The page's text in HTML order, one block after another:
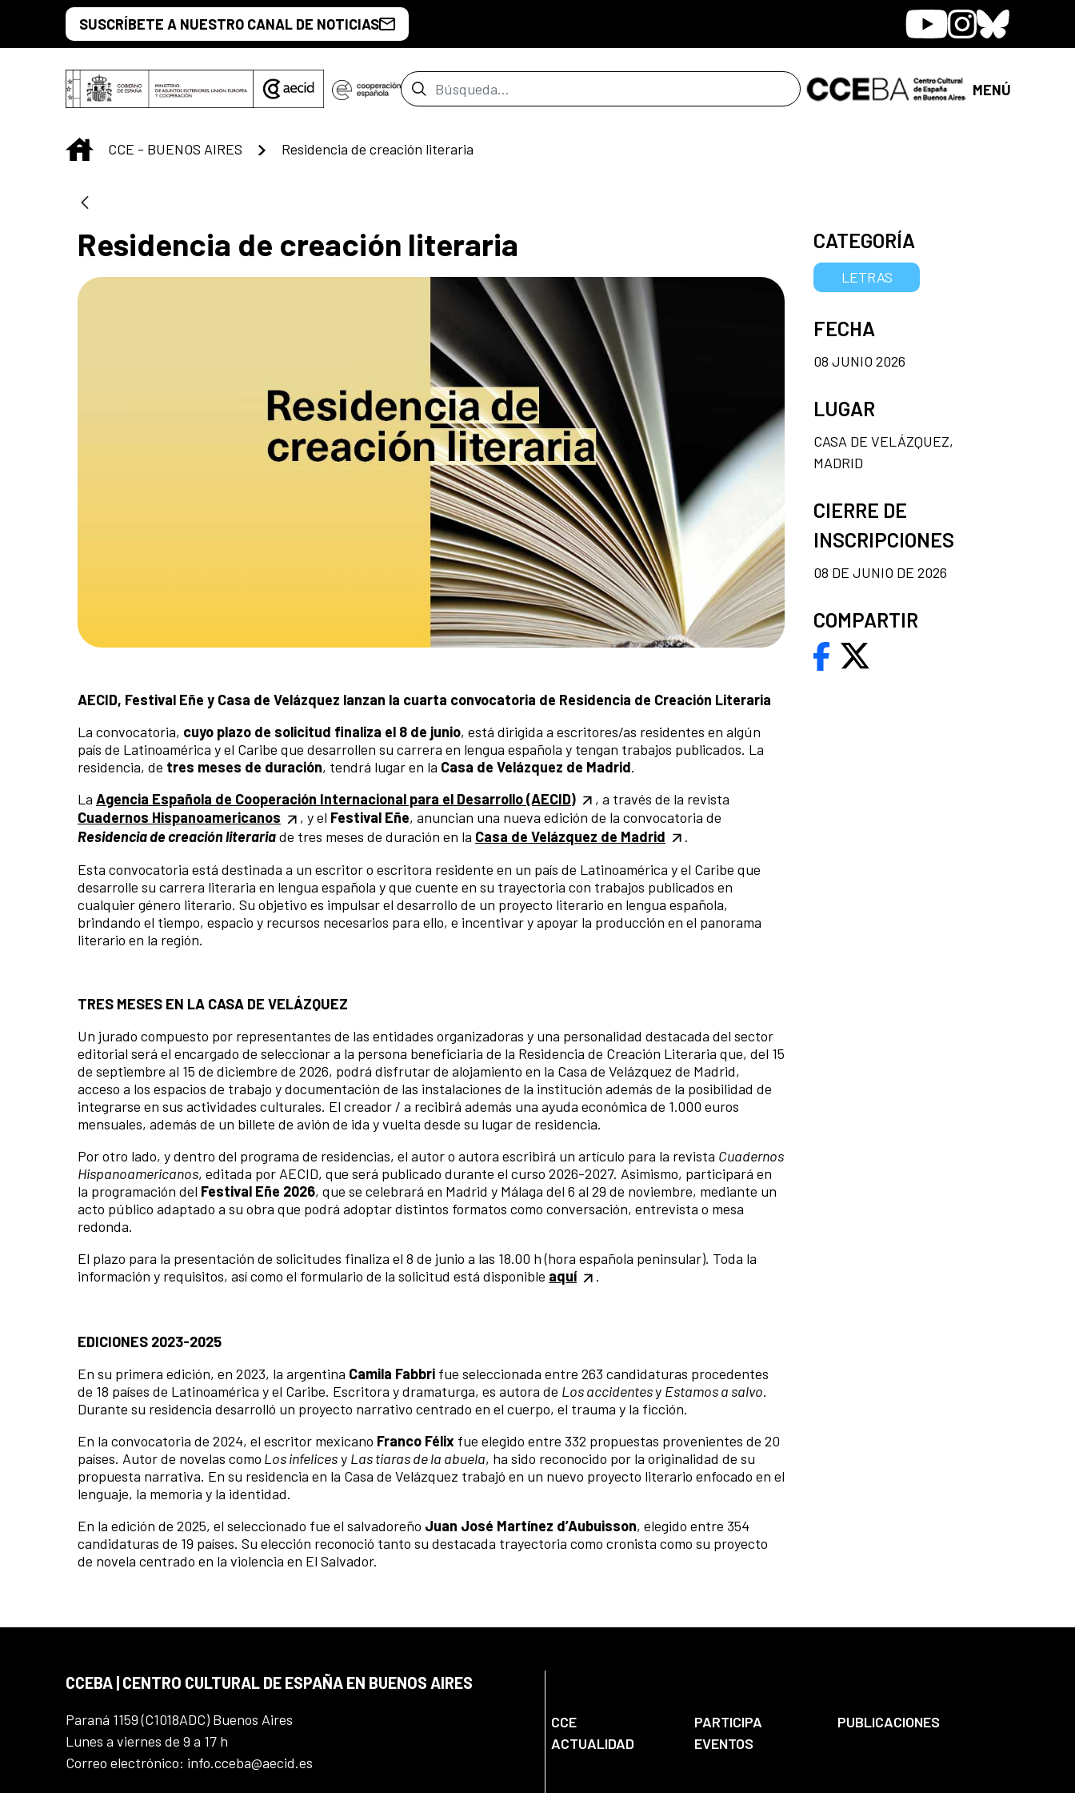
Saltar al contenido principal
SUSCRÍBETE A NUESTRO CANAL DE NOTICIAS YoutubeInstagram
Bluesky
Barra de búsqueda MENÚ
INICIO
CCE - BUENOS AIRES Residencia de creación literaria
Residencia de creación literaria
AECID, Festival Eñe y Casa de Velázquez lanzan la cuarta convocatoria de Residencia de Creación Literaria
La convocatoria, cuyo plazo de solicitud finaliza el 8 de junio, está dirigida a escritores/as residentes en algún
país de Latinoamérica y el Caribe que desarrollen su carrera en lengua española y tengan trabajos publicados. La
residencia, de tres meses de duración, tendrá lugar en la Casa de Velázquez de Madrid.
La Agencia Española de Cooperación Internacional para el Desarrollo (AECID)
, a través de la revista
Cuadernos Hispanoamericanos
, y el Festival Eñe, anuncian una nueva edición de la convocatoria de
Residencia de creación literariade tres meses de duración en la Casa de Velázquez de Madrid
.
Esta convocatoria está destinada a un escritor o escritora residente en un país de Latinoamérica y el Caribe que
desarrolle su carrera literaria en lengua española y que cuente en su trayectoria con trabajos publicados en
cualquier género literario. Su objetivo es impulsar el desarrollo de un proyecto literario en lengua española,
brindando el tiempo, espacio y recursos necesarios para ello, e incentivar y apoyar la producción en el panorama
literario en la región.
TRES MESES EN LA CASA DE VELÁZQUEZ
Un jurado compuesto por representantes de las entidades organizadoras y una personalidad destacada del sector
editorial será el encargado de seleccionar a la persona beneficiaria de la Residencia de Creación Literaria que, del 15
de septiembre al 15 de diciembre de 2026, podrá disfrutar de alojamiento en la Casa de Velázquez de Madrid,
acceso a los espacios de trabajo y documentación de las instalaciones de la institución además de la posibilidad de
integrarse en sus actividades culturales. El creador / a recibirá además una ayuda económica de 1.000 euros
mensuales, además de un billete de avión de ida y vuelta desde su lugar de residencia.
Por otro lado, y dentro del programa de residencias, el autor o autora escribirá un artículo para la revista Cuadernos
Hispanoamericanos, editada por AECID, que será publicado durante el curso 2026-2027. Asimismo, participará en
la programación del Festival Eñe 2026, que se celebrará en Madrid y Málaga del 6 al 29 de noviembre, mediante un
acto público adaptado a su obra que podrá adoptar distintos formatos como conversación, entrevista o mesa
redonda.
El plazo para la presentación de solicitudes finaliza el 8 de junio a las 18.00 h (hora española peninsular). Toda la
información y requisitos, así como el formulario de la solicitud está disponible aquí .
EDICIONES 2023-2025
En su primera edición, en 2023, la argentina Camila Fabbri fue seleccionada entre 263 candidaturas procedentes
de 18 países de Latinoamérica y el Caribe. Escritora y dramaturga, es autora de Los accidentesy Estamos a salvo.
Durante su residencia desarrolló un proyecto narrativo centrado en el cuerpo, el trauma y la ficción.
En la convocatoria de 2024, el escritor mexicano Franco Félix fue elegido entre 332 propuestas provenientes de 20
países. Autor de novelas como Los infelicesy Las tiaras de la abuela, ha sido reconocido por la originalidad de su
propuesta narrativa. En su residencia en la Casa de Velázquez trabajó en un nuevo proyecto literario enfocado en el
lenguaje, la memoria y la identidad.
En la edición de 2025, el seleccionado fue el salvadoreño Juan José Martínez d’Aubuisson, elegido entre 354
candidaturas de 19 países. Su elección reconoció tanto su destacada trayectoria como cronista como su proyecto
de novela centrado en la violencia en El Salvador.
CATEGORÍA
LETRAS
FECHA
08 JUNIO 2026
LUGAR
CASA DE VELÁZQUEZ,
MADRID
CIERRE DE
INSCRIPCIONES
08 DE JUNIO DE 2026
COMPARTIR
CCEBA | CENTRO CULTURAL DE ESPAÑA EN BUENOS AIRES
Paraná 1159 (C1018ADC) Buenos Aires
Lunes a viernes de 9 a 17 h
Correo electrónico: info.cceba@aecid.es
CCE PARTICIPA
PUBLICACIONES
ACTUALIDAD
EVENTOS